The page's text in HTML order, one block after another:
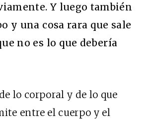
Y luego también
y una cosa rara que sale
no es lo que debería
lo corporal y de lo que
entre el cuerpo y el